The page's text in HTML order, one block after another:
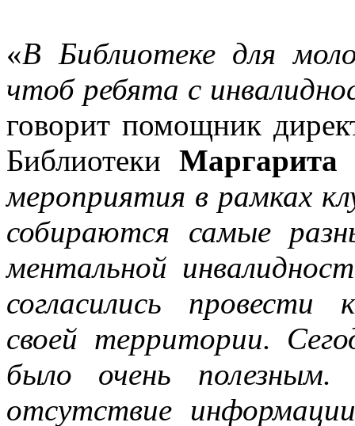
«В Библиотеке для
чтоб ребята с
говорит помощник
БиблиотекиМаргарита
мероприятия в рамках
собираются самые
ментальной
согласились провести
своей территории.
было очень полезным.
отсутствие